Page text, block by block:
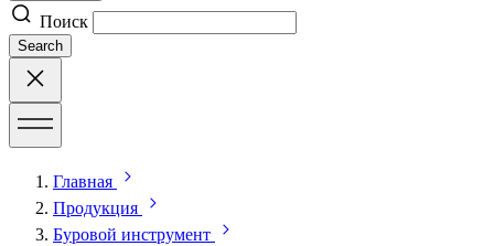
Поиск
Search
Главная
Продукция
Буровой инструмент